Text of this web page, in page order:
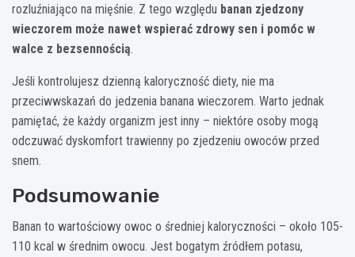
rozluźniająco na mięśnie. Z tego względu banan zjedzony
wieczorem może nawet wspierać zdrowy sen i pomóc w
walce z bezsennością.
Jeśli kontrolujesz dzienną kaloryczność diety, nie ma
przeciwwskazań do jedzenia banana wieczorem. Warto jednak
pamiętać, że każdy organizm jest inny – niektóre osoby mogą
odczuwać dyskomfort trawienny po zjedzeniu owoców przed
snem.
Podsumowanie
Banan to wartościowy owoc o średniej kaloryczności – około 105-
110 kcal w średnim owocu. Jest bogatym źródłem potasu,